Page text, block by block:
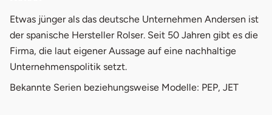
Etwas jünger als das deutsche Unternehmen Andersen ist
der spanische Hersteller Rolser. Seit 50 Jahren gibt es die
Firma, die laut eigener Aussage auf eine nachhaltige
Unternehmenspolitik setzt.
Bekannte Serien beziehungsweise Modelle: PEP, JET